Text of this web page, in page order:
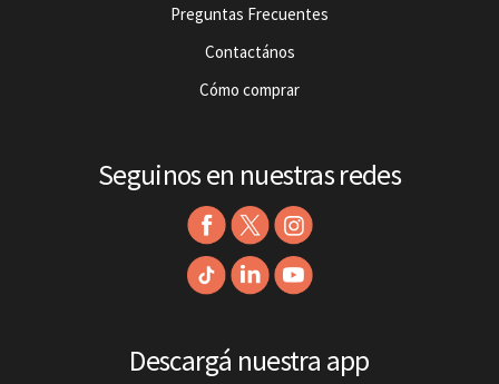
Preguntas Frecuentes
Contactános
Cómo comprar
Seguinos en nuestras redes
Descargá nuestra app